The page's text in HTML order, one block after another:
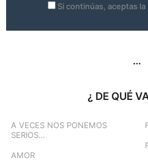
Si continúas, aceptas
…
¿ DE QUÉ
A VECES NOS PONEMOS
SERIOS…
AMOR